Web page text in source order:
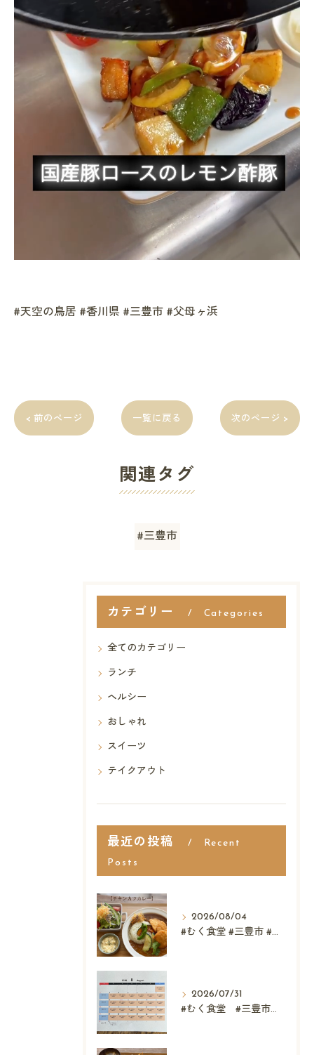
#天空の鳥居 #香川県 #三豊市 #父母ヶ浜
< 前のページ 一覧に戻る 次のページ >
関連タグ
#三豊市
カテゴリー Categories
全てのカテゴリー
ランチ
ヘルシー
おしゃれ
スイーツ
テイクアウト
最近の投稿 Recent
Posts
2026/08/04
#むく食堂 #三豊市 #テイクアウト #高屋神社 #...
2026/07/31
#むく食堂 #三豊市 #レストラン #ランチ #スウィーツ